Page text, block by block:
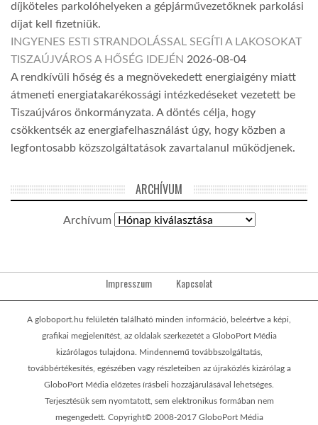
díjköteles parkolóhelyeken a gépjárművezetőknek parkolási
díjat kell fizetniük.
INGYENES ESTI STRANDOLÁSSAL SEGÍTI A LAKOSOKAT
TISZAÚJVÁROS A HŐSÉG IDEJÉN 2026-08-04
A rendkívüli hőség és a megnövekedett energiaigény miatt
átmeneti energiatakarékossági intézkedéseket vezetett be
Tiszaújváros önkormányzata. A döntés célja, hogy
csökkentsék az energiafelhasználást úgy, hogy közben a
legfontosabb közszolgáltatások zavartalanul működjenek.
ARCHÍVUM
Archívum
Impresszum Kapcsolat
A globoport.hu felületén található minden információ, beleértve a képi,
grafikai megjelenítést, az oldalak szerkezetét a GloboPort Média
kizárólagos tulajdona. Mindennemű továbbszolgáltatás,
továbbértékesítés, egészében vagy részleteiben az újraközlés kizárólag a
GloboPort Média előzetes írásbeli hozzájárulásával lehetséges.
Terjesztésük sem nyomtatott, sem elektronikus formában nem
megengedett. Copyright© 2008-2017 GloboPort Média